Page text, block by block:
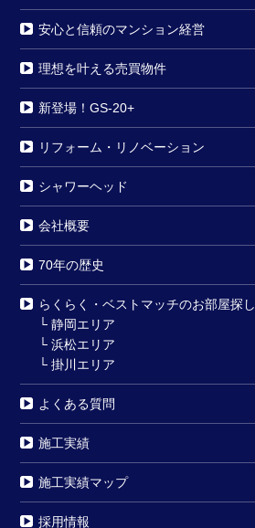
安心と信頼のマンション経営
理想を叶える売買物件
新登場！GS-20+
リフォーム・リノベーション
シャワーヘッド
会社概要
70年の歴史
らくらく・ベストマッチのお部屋探し
└静岡エリア
└浜松エリア
└掛川エリア
よくある質問
施工実績
施工実績マップ
採用情報